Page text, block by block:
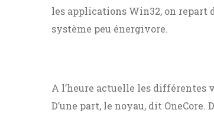
les applications Win32, on repart
système peu énergivore.
A l’heure actuelle les différentes
D’une part, le noyau, dit